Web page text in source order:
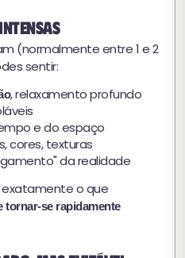
(normalmente entre 1 e 2
sentir:
, relaxamento profundo
e do espaço
cores, texturas
da realidade
exatamente o que
tornar-se rapidamente